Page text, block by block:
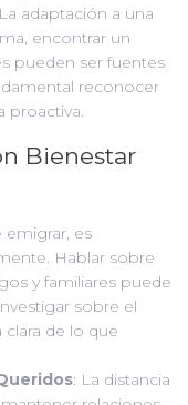
adaptación a una
encontrar un
pueden ser fuentes
reconocer
proactiva.
Bienestar
emigrar, es
Hablar sobre
y familiares puede
sobre el
de lo que
: La distancia